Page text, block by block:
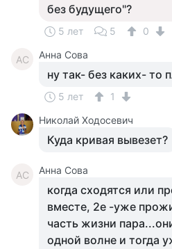
без будущего"?
5 лет 5 0
АС Анна Сова
ну так- без каких- то
5 лет
1
Николай Ходосевич
Куда кривая вывезет?
АС Анна Сова
когда сходятся или
вместе, 2е -уже
часть жизни
одной волне и тогда